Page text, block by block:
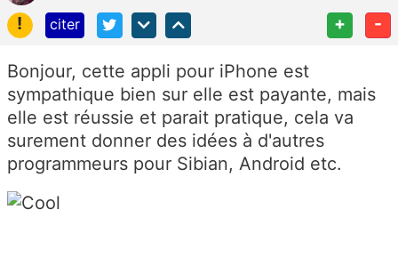
!
citer + -
Bonjour, cette appli pour iPhone est
sympathique bien sur elle est payante, mais
elle est réussie et parait pratique, cela va
surement donner des idées à d'autres
programmeurs pour Sibian, Android etc.